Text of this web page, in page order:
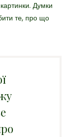
Думки
те, про що